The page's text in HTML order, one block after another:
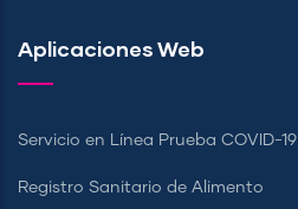
Aplicaciones Web
Servicio en Línea Prueba COVID-19
Registro Sanitario de Alimento